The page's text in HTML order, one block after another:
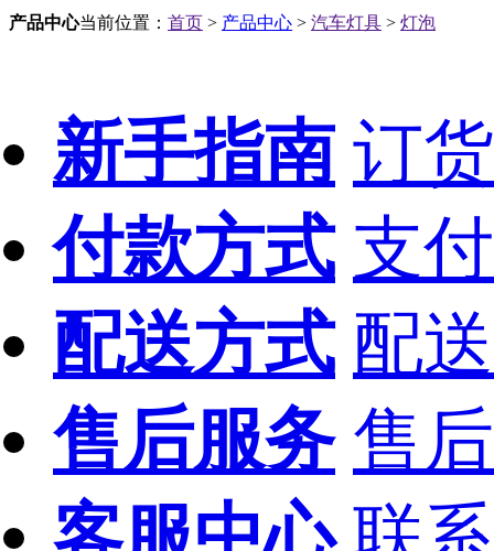
产品中心当前位置： 首页 > 产品中心 > 汽车灯具 > 灯泡
新手指南 订
付款方式 支
配送方式 配
售后服务 售